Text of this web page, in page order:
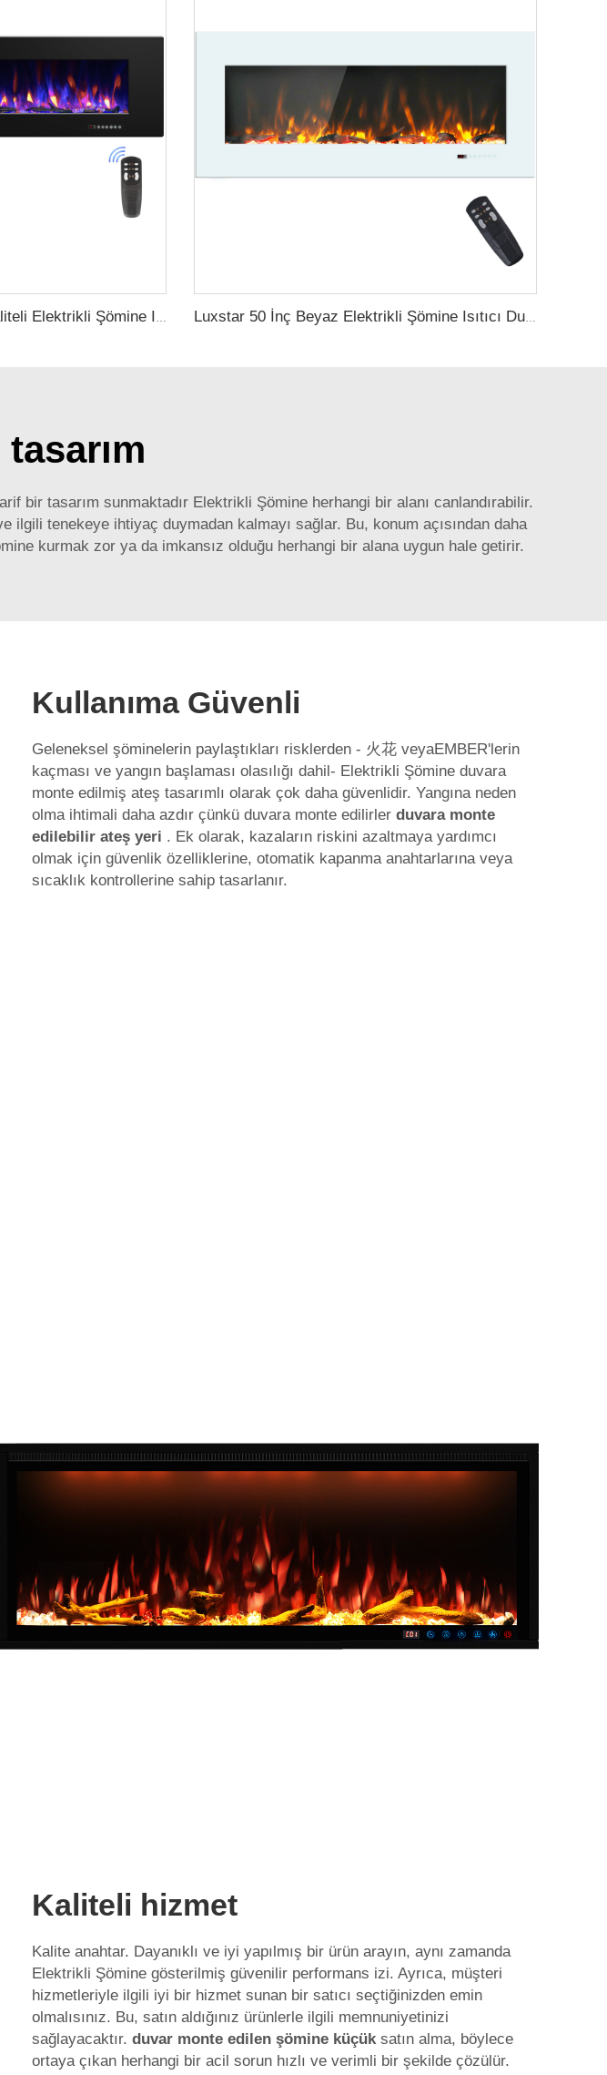
Luxstar 50 İnç Yüksek Kaliteli Elektrikli Şömine Isıtıcı Duvarlı Isıtıcılar Girintili Değil Log kristal Dekoratif Şömine Luxstar 50 İnç Beyaz Elektrikli Şömine Isıtıcı Duvarlı Şömine Girintili Değil Dokunmatik Ekran Uzaktan Kontrol Ev Isıtıcı
bir tasarım sunmaktadır Elektrikli Şömine herhangi bir alanı canlandırabilir.
ilgili tenekeye ihtiyaç duymadan kalmayı sağlar. Bu, konum açısından daha
kurmak zor ya da imkansız olduğu herhangi bir alana uygun hale getirir.
Kullanıma Güvenli
Geleneksel şöminelerin paylaştıkları risklerden - 火花 veyaEMBER'lerin
kaçması ve yangın başlaması olasılığı dahil- Elektrikli Şömine duvara
monte edilmiş ateş tasarımlı olarak çok daha güvenlidir. Yangına neden
olma ihtimali daha azdır çünkü duvara monte edilirler duvara monte
edilebilir ateş yeri . Ek olarak, kazaların riskini azaltmaya yardımcı
olmak için güvenlik özelliklerine, otomatik kapanma anahtarlarına veya
sıcaklık kontrollerine sahip tasarlanır.
Kaliteli hizmet
Kalite anahtar. Dayanıklı ve iyi yapılmış bir ürün arayın, aynı zamanda
Elektrikli Şömine gösterilmiş güvenilir performans izi. Ayrıca, müşteri
hizmetleriyle ilgili iyi bir hizmet sunan bir satıcı seçtiğinizden emin
olmalısınız. Bu, satın aldığınız ürünlerle ilgili memnuniyetinizi
sağlayacaktır. duvar monte edilen şömine küçük satın alma, böylece
ortaya çıkan herhangi bir acil sorun hızlı ve verimli bir şekilde çözülür.